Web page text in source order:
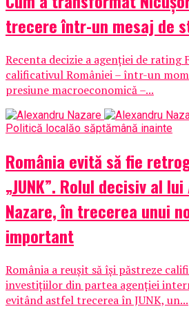
trecere într-un mesaj de
Recenta decizie a agenției de rating
calificativul României – într-un
presiune macroeconomică –...
Politică localăo săptămână inainte
România evită să fie
„JUNK”. Rolul decisiv al
Nazare, în trecerea unui
important
România a reușit să își păstreze
investițiilor din partea agenției
evitând astfel trecerea în JUNK, un...